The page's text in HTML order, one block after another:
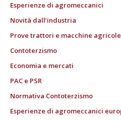
Esperienze di agromeccanici
Novità dall’industria
Prove trattori e macchine agricole
Contoterzismo
Economia e mercati
PAC e PSR
Normativa Contoterzismo
Esperienze di agromeccanici